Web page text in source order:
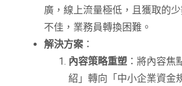
廣，線上流量極低，且獲取的
不佳，業務員轉換困難。
解決方案 ：
內容策略重塑 ：將內容焦
紹」轉向「中小企業資金